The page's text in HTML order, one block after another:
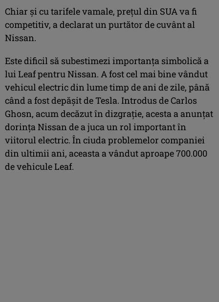
Chiar și cu tarifele vamale, prețul din SUA va fi
competitiv, a declarat un purtător de cuvânt al
Nissan.
Este dificil să subestimezi importanța simbolică a
lui Leaf pentru Nissan. A fost cel mai bine vândut
vehicul electric din lume timp de ani de zile, până
când a fost depășit de Tesla. Introdus de Carlos
Ghosn, acum decăzut în dizgrație, acesta a anunțat
dorința Nissan de a juca un rol important în
viitorul electric. În ciuda problemelor companiei
din ultimii ani, aceasta a vândut aproape 700.000
de vehicule Leaf.